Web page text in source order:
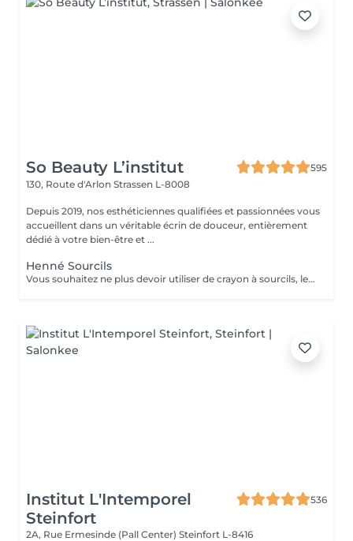
So Beauty L’institut
595
130, Route d'Arlon Strassen L-8008
Depuis 2019, nos esthéticiennes qualifiées et passionnées vous
accueillent dans un véritable écrin de douceur, entièrement
dédié à votre bien-être et ...
Henné Sourcils
Vous souhaitez ne plus devoir utiliser de crayon à sourcils, le henné est ce qu'il vous faut. Il s'agit d'une teinture végétale qui va colorer la peau pendant 2 semaines et teinter les sourcils pendant au moins 6 semaines. Vous obtiendrez ainsi des sourcils parfaitement redessinés de façon plus durable. Le henné peut également être la solution pour raviver un microblading entre deux retouches, ceci vous permettra de tenir un peu plus longtemps avant de refaire le microblading. ATTENTION: Un rafraîchissement des sourcils est compris dans cette prestation mais pas une restructuration de sourcils.
Institut L'Intemporel
Steinfort
536
2A, Rue Ermesinde (Pall Center) Steinfort L-8416